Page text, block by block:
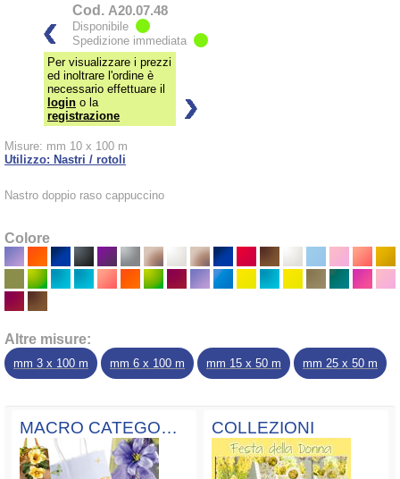
Cod. A20.07.48
Disponibile
Spedizione immediata
Per visualizzare i prezzi
ed inoltrare l'ordine è
necessario effettuare il
login o la
registrazione
Misure: mm 10 x 100 m
Utilizzo: Nastri / rotoli
Nastro doppio raso cappuccino
Colore
Altre misure:
mm 3 x 100 m mm 6 x 100 m mm 15 x 50 m mm 25 x 50 m
MACRO CATEGORIE COLLEZIONI